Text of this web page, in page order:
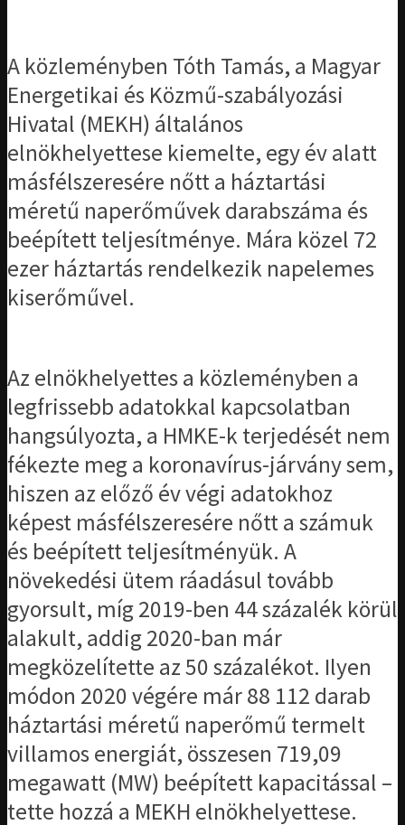
A közleményben Tóth Tamás, a Magyar
Energetikai és Közmű-szabályozási
Hivatal (MEKH) általános
elnökhelyettese kiemelte, egy év alatt
másfélszeresére nőtt a háztartási
méretű naperőművek darabszáma és
beépített teljesítménye. Mára közel 72
ezer háztartás rendelkezik napelemes
kiserőművel.
Az elnökhelyettes a közleményben a
legfrissebb adatokkal kapcsolatban
hangsúlyozta, a HMKE-k terjedését nem
fékezte meg a koronavírus-járvány sem,
hiszen az előző év végi adatokhoz
képest másfélszeresére nőtt a számuk
és beépített teljesítményük. A
növekedési ütem ráadásul tovább
gyorsult, míg 2019-ben 44 százalék körül
alakult, addig 2020-ban már
megközelítette az 50 százalékot. Ilyen
módon 2020 végére már 88 112 darab
háztartási méretű naperőmű termelt
villamos energiát, összesen 719,09
megawatt (MW) beépített kapacitással –
tette hozzá a MEKH elnökhelyettese.